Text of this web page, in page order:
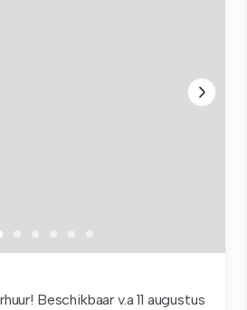
Beschikbaar v.a 11 augustus